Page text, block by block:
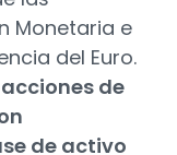
Monetaria e
del Euro.
acciones de
de activo